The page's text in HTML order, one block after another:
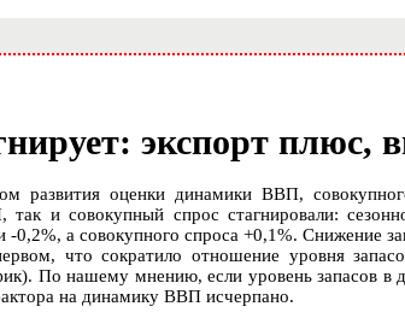
экспорт плюс,
развития оценки динамики ВВП,
так и совокупный спрос стагнировали:
-0,2%, а совокупного спроса +0,1%. Снижение
что сократило отношение уровня
По нашему мнению, если уровень запасов в
на динамику ВВП исчерпано.